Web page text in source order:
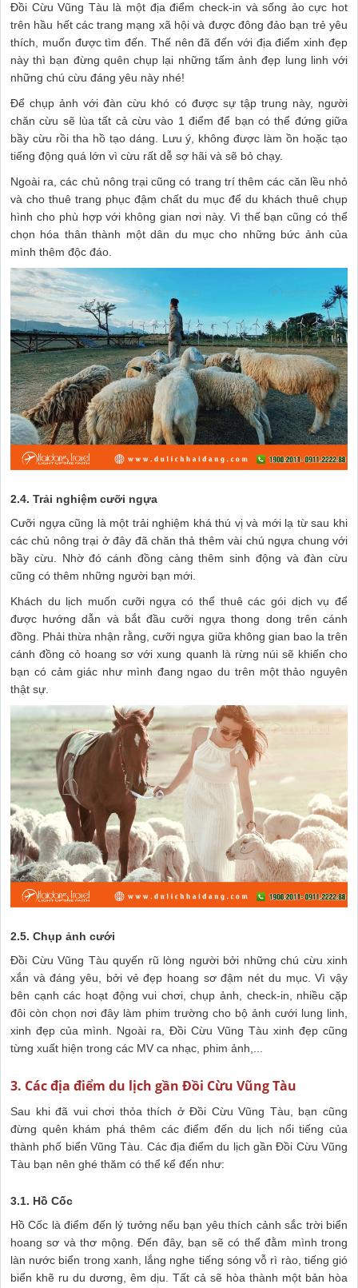
Đồi Cừu Vũng Tàu là một địa điểm check-in và sống ảo cực hot
trên hầu hết các trang mạng xã hội và được đông đảo bạn trẻ yêu
thích, muốn được tìm đến. Thế nên đã đến với địa điểm xinh đẹp
này thì bạn đừng quên chụp lại những tấm ảnh đẹp lung linh với
những chú cừu đáng yêu này nhé!
Để chụp ảnh với đàn cừu khó có được sự tập trung này, người
chăn cừu sẽ lùa tất cả cừu vào 1 điểm để bạn có thể đứng giữa
bầy cừu rồi tha hồ tạo dáng. Lưu ý, không được làm ồn hoặc tạo
tiếng động quá lớn vì cừu rất dễ sợ hãi và sẽ bỏ chạy.
Ngoài ra, các chủ nông trại cũng có trang trí thêm các căn lều nhỏ
và cho thuê trang phục đậm chất du mục để du khách thuê chụp
hình cho phù hợp với không gian nơi này. Vì thế bạn cũng có thể
chọn hóa thân thành một dân du mục cho những bức ảnh của
mình thêm độc đáo.
2.4. Trải nghiệm cưỡi ngựa
Cưỡi ngựa cũng là một trải nghiệm khá thú vị và mới lạ từ sau khi
các chủ nông trại ở đây đã chăn thả thêm vài chú ngựa chung với
bầy cừu. Nhờ đó cánh đồng càng thêm sinh động và đàn cừu
cũng có thêm những người bạn mới.
Khách du lịch muốn cưỡi ngựa có thể thuê các gói dịch vụ để
được hướng dẫn và bắt đầu cưỡi ngựa thong dong trên cánh
đồng. Phải thừa nhận rằng, cưỡi ngựa giữa không gian bao la trên
cánh đồng cỏ hoang sơ với xung quanh là rừng núi sẽ khiến cho
bạn có cảm giác như mình đang ngao du trên một thảo nguyên
thật sự.
2.5. Chụp ảnh cưới
Đồi Cừu Vũng Tàu quyến rũ lòng người bởi những chú cừu xinh
xắn và đáng yêu, bởi vẻ đẹp hoang sơ đậm nét du mục. Vì vậy
bên cạnh các hoạt động vui chơi, chụp ảnh, check-in, nhiều cặp
đôi còn chọn nơi đây làm phim trường cho bộ ảnh cưới lung linh,
xinh đẹp của mình. Ngoài ra, Đồi Cừu Vũng Tàu xinh đẹp cũng
từng xuất hiện trong các MV ca nhạc, phim ảnh,...
3. Các địa điểm du lịch gần Đồi Cừu Vũng Tàu
Sau khi đã vui chơi thỏa thích ở Đồi Cừu Vũng Tàu, bạn cũng
đừng quên khám phá thêm các điểm đến du lịch nổi tiếng của
thành phố biển Vũng Tàu. Các địa điểm du lịch gần Đồi Cừu Vũng
Tàu bạn nên ghé thăm có thể kể đến như:
3.1. Hồ Cốc
Hồ Cốc là điểm đến lý tưởng nếu bạn yêu thích cảnh sắc trời biển
hoang sơ và thơ mộng. Đến đây, bạn sẽ có thể đằm mình trong
làn nước biển trong xanh, lắng nghe tiếng sóng vỗ rì rào, tiếng gió
biển khẽ ru du dương, êm dịu. Tất cả sẽ hòa thành một bản hòa